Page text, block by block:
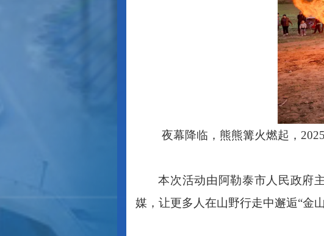
夜幕降临，熊熊篝火燃起，
本次活动由阿勒泰市人民政府
媒，让更多人在山野行走中邂逅“金